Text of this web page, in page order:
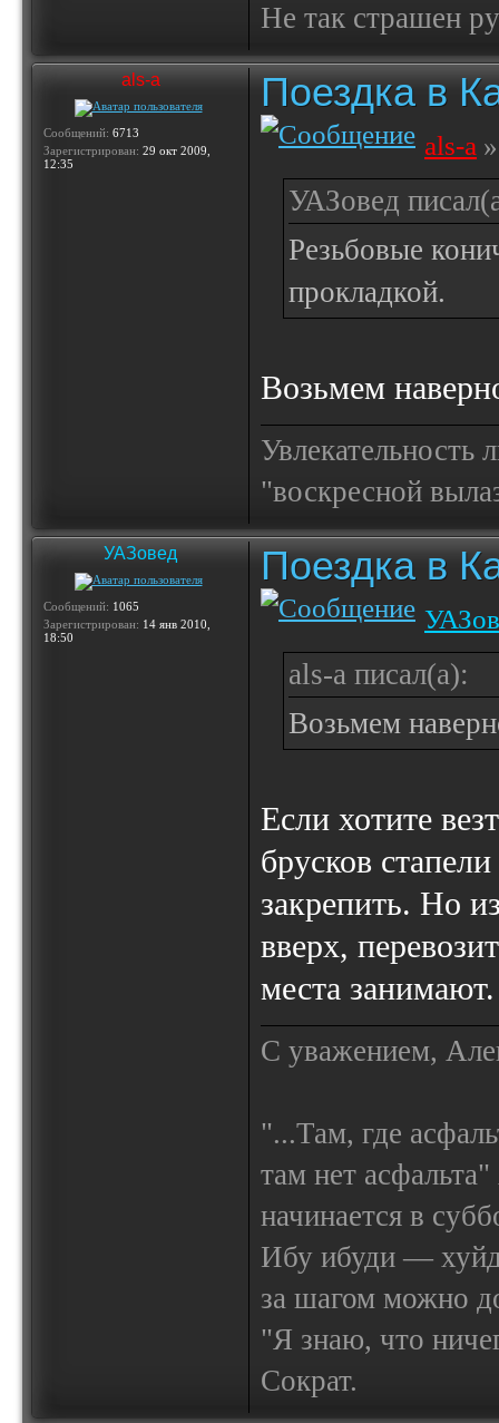
Не так страшен
als-a
Сообщений: 6713
Зарегистрирован: 29 окт 2009,
12:35
Поездка в
als-a
УАЗовед
Резьбовые
прокладкой.
Возьмем
Увлекательность
"воскресной
УАЗовед
Сообщений: 1065
Зарегистрирован: 14 янв 2010,
18:50
Поездка в
als-a писал(а):
Возьмем
Если хотите
брусков
закрепить. Но
вверх,
места занимают.
С уважением,
"...Там, где
там нет
начинается в
Ибу ибуди —
за шагом можно
"Я знаю, что
Сократ.